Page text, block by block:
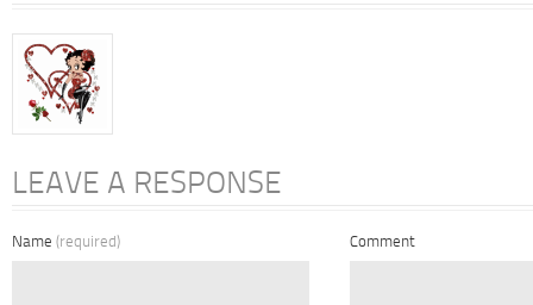
LEAVE A RESPONSE
Name (required) Comment